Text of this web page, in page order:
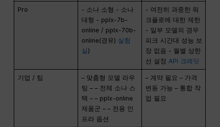
Pro
- 소나 소형 - 소나
대형 - pplx-7b-
online / pplx-70b-
online(경유) 실험
실 )
- 여전히 과중한 워
크플로에 대한 제한
- 일부 모델의 경우
피크 시간대 성능 보
장 없음 - 월별 상한
선 설정 API 크레딧
기업 / 팀
– 맞춤형 모델 라우
팅 – – 전체 소나 스
택 – – pplx-online
제품군 – – 전용 인
프라 옵션
– 계약 필요 – 가격
변동 가능 – 통합 작
업 필요